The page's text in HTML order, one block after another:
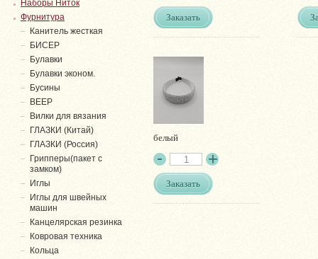
Заказать
белый
Заказать
Наборы Ниток
Фурнитура
Канитель жесткая
БИСЕР
Булавки
Булавки эконом.
Бусины
ВЕЕР
Вилки для вязания
ГЛАЗКИ (Китай)
ГЛАЗКИ (Россия)
Грипперы(пакет с
замком)
Иглы
Иглы для швейных
машин
Канцелярская резинка
Ковровая техника
Кольца